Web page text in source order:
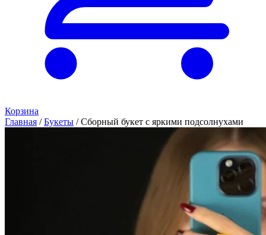
Корзина
Главная / Букеты / Сборный букет с яркими подсолнухами